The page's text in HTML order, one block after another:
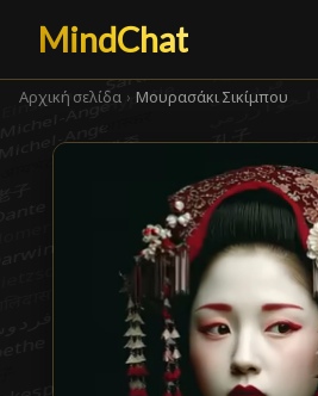
MindChat
Αρχική σελίδα › Μουρασάκι Σικίμπου